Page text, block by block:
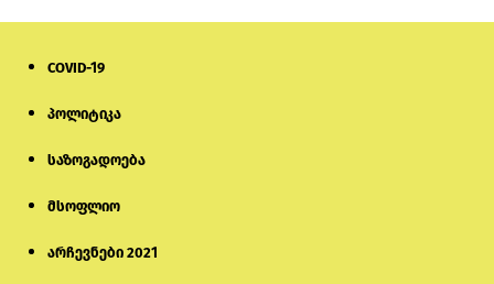
COVID-19
პოლიტიკა
საზოგადოება
მსოფლიო
არჩევნები 2021